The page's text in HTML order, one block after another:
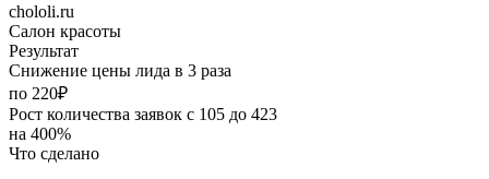
chololi.ru
Салон красоты
Результат
Снижение цены лида в 3 раза
по 220₽
Рост количества заявок с 105 до 423
на 400%
Что сделано